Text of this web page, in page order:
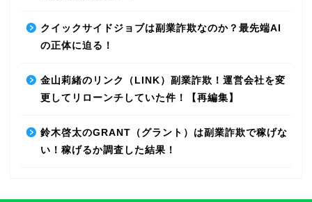
クイックサイドジョブは副業詐欺なのか？最先端AI
の正体に迫る！
金山莉緒のリンク（LINK）副業詐欺！運営会社を変
更してリローンチしていた件！【再編集】
鈴木啓太のGRANT（グラント）は副業詐欺で稼げな
い！稼げるか調査した結果！